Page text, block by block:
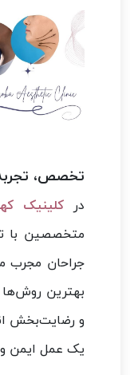
تخصص،
درکلینیک
متخصصین با
جراحان مجرب
بهترین روش‌ها
و رضایت‌بخش
یک عمل ایمن و